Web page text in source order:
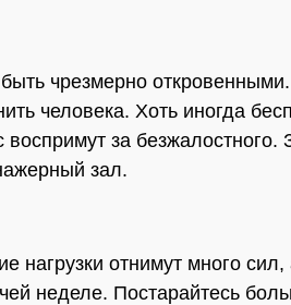
чрезмерно
человека. Хоть иногда
воспримут за безжалостного.
зал.
нагрузки отнимут много
неделе. Постарайтесь